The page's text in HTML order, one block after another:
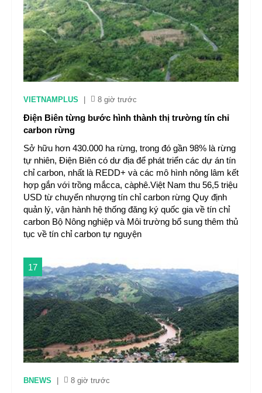
VIETNAMPLUS 8 giờ trước
Điện Biên từng bước hình thành thị trường tín chỉ
carbon rừng
Sở hữu hơn 430.000 ha rừng, trong đó gần 98% là rừng
tự nhiên, Điện Biên có dư địa để phát triển các dự án tín
chỉ carbon, nhất là REDD+ và các mô hình nông lâm kết
hợp gắn với trồng mắcca, càphê.Việt Nam thu 56,5 triệu
USD từ chuyển nhượng tín chỉ carbon rừng Quy định
quản lý, vận hành hệ thống đăng ký quốc gia về tín chỉ
carbon Bộ Nông nghiệp và Môi trường bổ sung thêm thủ
tục về tín chỉ carbon tự nguyện
17
BNEWS 8 giờ trước